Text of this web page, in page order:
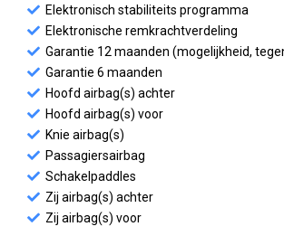
Elektronisch stabiliteits programma
Elektronische remkrachtverdeling
Garantie 12 maanden (mogelijkheid,
Garantie 6 maanden
Hoofd airbag(s) achter
Hoofd airbag(s) voor
Knie airbag(s)
Passagiersairbag
Schakelpaddles
Zij airbag(s) achter
Zij airbag(s) voor